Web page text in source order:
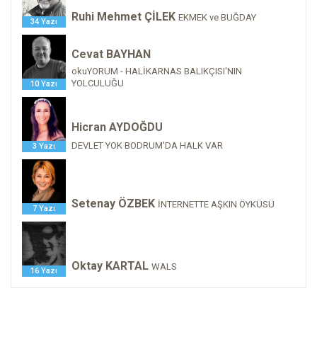
34 Yazı Ruhi Mehmet ÇİLEK EKMEK ve BUĞDAY
10 Yazı
Cevat BAYHAN
okuYORUM - HALİKARNAS BALIKÇISI'NIN
YOLCULUĞU
3 Yazı
Hicran AYDOĞDU
DEVLET YOK BODRUM'DA HALK VAR
7 Yazı Setenay ÖZBEK İNTERNETTE AŞKIN ÖYKÜSÜ
16 Yazı Oktay KARTAL WALS